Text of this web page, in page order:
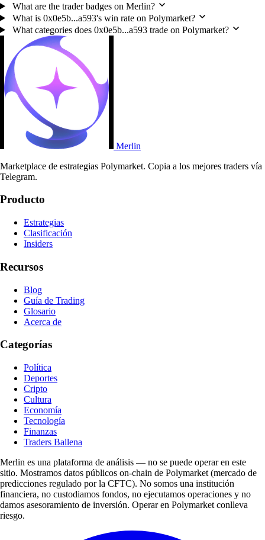
What are the trader badges on Merlin?
What is 0x0e5b...a593's win rate on Polymarket?
What categories does 0x0e5b...a593 trade on Polymarket?
Merlin
Marketplace de estrategias Polymarket. Copia a los mejores traders vía
Telegram.
Producto
Estrategias
Clasificación
Insiders
Recursos
Blog
Guía de Trading
Glosario
Acerca de
Categorías
Política
Deportes
Cripto
Cultura
Economía
Tecnología
Finanzas
Traders Ballena
Merlin es una plataforma de análisis — no se puede operar en este
sitio. Mostramos datos públicos on-chain de Polymarket (mercado de
predicciones regulado por la CFTC). No somos una institución
financiera, no custodiamos fondos, no ejecutamos operaciones y no
damos asesoramiento de inversión. Operar en Polymarket conlleva
riesgo.